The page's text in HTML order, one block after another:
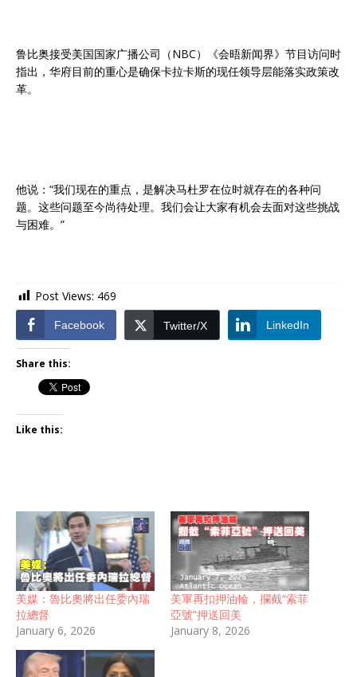
鲁比奥接受美国国家广播公司（NBC）《会晤新闻界》节目访问时
指出，华府目前的重心是确保卡拉卡斯的现任领导层能落实政策改
革。
他说：“我们现在的重点，是解决马杜罗在位时就存在的各种问
题。这些问题至今尚待处理。我们会让大家有机会去面对这些挑战
与困难。”
Post Views: 469
Facebook Twitter/X LinkedIn
Share this:
Like this:
美媒：魯比奧將出任委內瑞
拉總督
January 6, 2026
美軍再扣押油輪，攔截“索菲
亞號”押送回美
January 8, 2026